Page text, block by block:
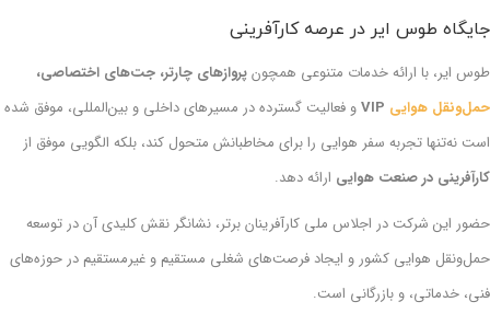
جایگاه طوس ایر در عرصه کارآفرینی
طوس ایر، با ارائه خدمات متنوعی همچونپروازهای چارتر، جت‌های اختصاصی،
حمل‌ونقل هوایی
و فعالیت گسترده در مسیرهای داخلی و بین‌المللی، موفق شده
است نه‌تنها تجربه سفر هوایی را برای مخاطبانش متحول کند، بلکه الگویی موفق از
کارآفرینی در صنعت هوایی ارائه دهد.
حضور این شرکت در اجلاس ملی کارآفرینان برتر، نشانگر نقش کلیدی آن در توسعه
حمل‌ونقل هوایی کشور و ایجاد فرصت‌های شغلی مستقیم و غیرمستقیم در حوزه‌های
فنی، خدماتی، و بازرگانی است.